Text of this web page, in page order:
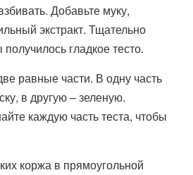
Добавьте муку,
экстракт. Тщательно
гладкое тесто.
равные части. В одну часть
в другую – зеленую.
каждую часть теста, чтобы
коржа в прямоугольной